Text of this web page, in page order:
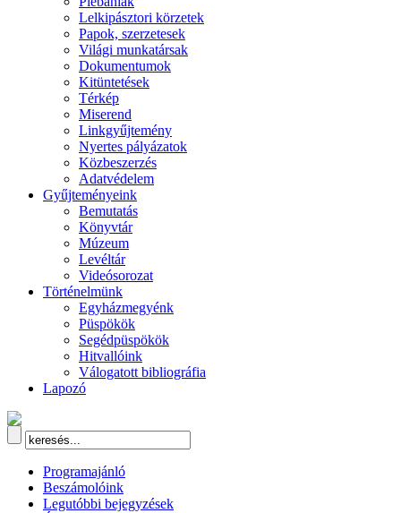
Lelkipásztori körzetek
Papok, szerzetesek
Világi munkatársak
Dokumentumok
Kitüntetések
Térkép
Miserend
Linkgyűjtemény
Nyertes pályázatok
Közbeszerzés
Adatvédelem
Gyűjteményeink
Bemutatás
Könyvtár
Múzeum
Levéltár
Videósorozat
Történelmünk
Egyházmegyénk
Püspökök
Segédpüspökök
Hitvallóink
Válogatott bibliográfia
Lapozó
Programajánló
Beszámolóink
Legutóbbi bejegyzések